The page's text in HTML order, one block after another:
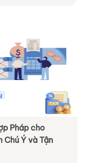
Pháp cho
Chú Ý và Tận